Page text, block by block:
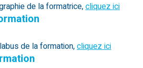
de la formatrice,cliquez ici
de la formation,cliquez ici